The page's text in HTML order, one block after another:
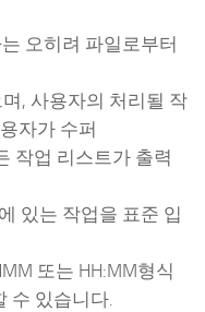
려 파일로부터
자의 처리될 작
자가 수퍼
스트가 출력
작업을 표준 입
는 HH:MM형식
수 있습니다.